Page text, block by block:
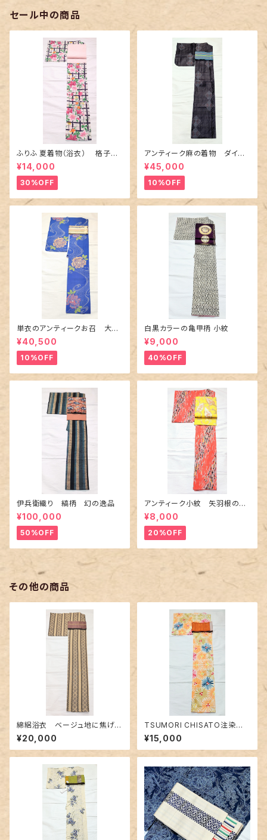
セール中の商品
ふりふ 夏着物（浴衣） 格子に
百合や秋草花
¥14,000
30%OFF
アンティーク麻の着物 ダイヤ
に市松柄の上布
¥45,000
10%OFF
単衣のアンティークお召 大輪
の薔薇柄柄
¥40,500
10%OFF
白黒カラーの亀甲柄 小紋
¥9,000
40%OFF
伊兵衛織り 縞柄 幻の逸品
¥100,000
50%OFF
アンティーク小紋 矢羽根の地
紋に短冊柄 裄６６cm
¥8,000
20%OFF
その他の商品
綿絽浴衣 ベージュ地に焦げ茶
色 鱗と松菱柄
¥20,000
TSUMORI CHISATO注染浴
衣 未使用品〜花火のようなお
花柄〜
¥15,000